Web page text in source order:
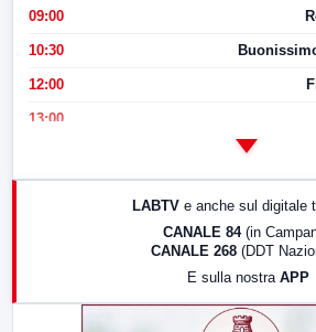
09:00
10:30
12:00
13:00
17:00
LABTV e anche sul digitale
CANALE 84 (in
CANALE 268 (DDT
E sulla nostra APP